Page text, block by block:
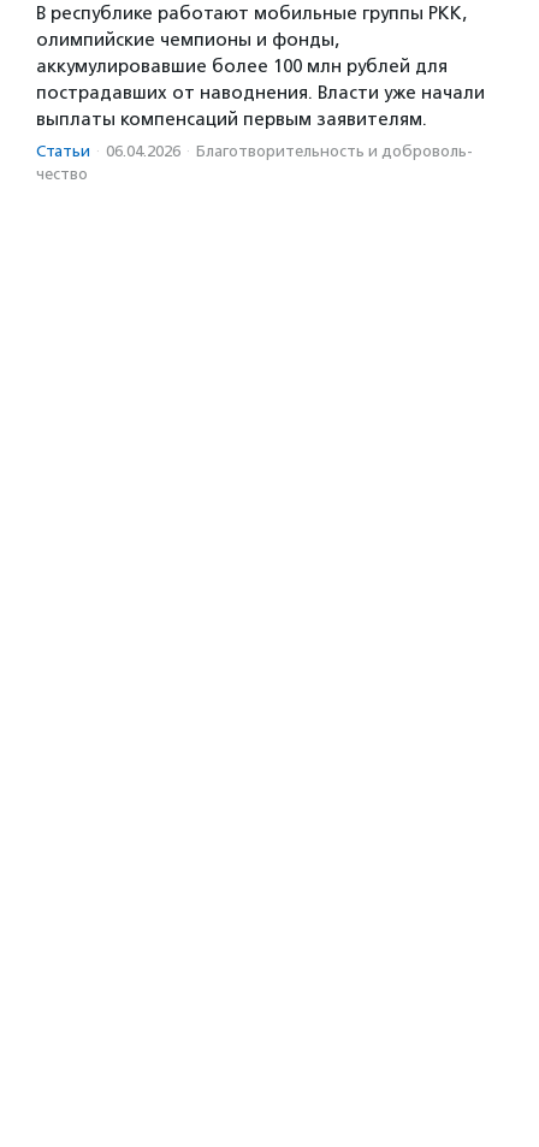
В республике работают мобильные группы РКК,
олимпийские чемпионы и фонды,
аккумулировавшие более 100 млн рублей для
пострадавших от наводнения. Власти уже начали
выплаты компенсаций первым заявителям.
Статьи · 06.04.2026 · Благотвори­тель­ность и доброволь­
чест­во